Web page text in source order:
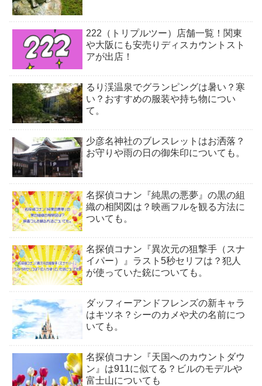
222（トリプルツー）店舗一覧！関東
や大阪にも安売りディスカウントスト
アが出店！
るり渓温泉でグランピングは暑い？寒
い？おすすめの服装や持ち物につい
て。
少彦名神社のブレスレットはお洒落？
お守りや雨の日の御朱印についても。
名探偵コナン『純黒の悪夢』の黒の組
織の相関図は？映画フルを観る方法に
ついても。
名探偵コナン『異次元の狙撃手（スナ
イパー）』ラスト5秒セリフは？犯人
が使っていた銃についても。
ダッフィーアンドフレンズの新キャラ
はキツネ？シーのカメや犬の名前につ
いても。
名探偵コナン『天国へのカウントダウ
ン』は911に似てる？ビルのモデルや
富士山についても